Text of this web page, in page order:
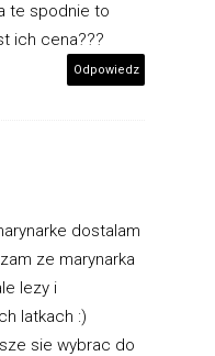
te spodnie to
ich cena???
Odpowiedz
dostalam
ze marynarka
lezy i
latkach :)
sie wybrac do